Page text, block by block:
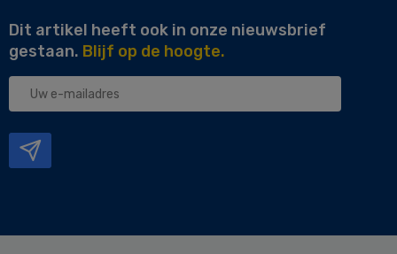
Dit artikel heeft ook in onze nieuwsbrief
gestaan. Blijf op de hoogte.
Uw